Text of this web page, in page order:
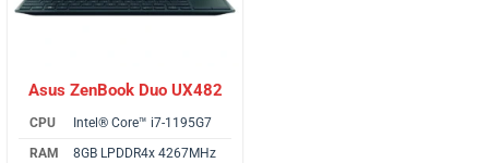
Asus ZenBook Duo UX482
CPU
Intel® Core™ i7-1195G7
RAM
8GB LPDDR4x 4267MHz